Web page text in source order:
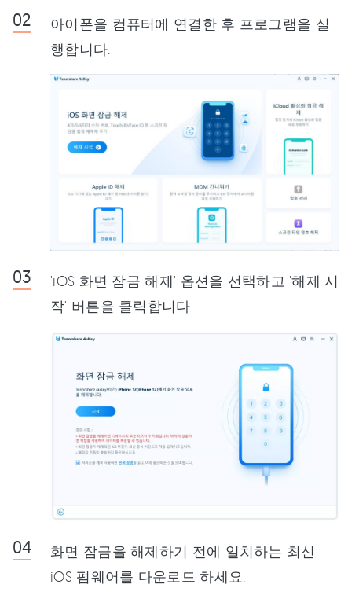
아이폰을 컴퓨터에 연결한 후 프로그램을 실
행합니다.
'iOS 화면 잠금 해제' 옵션을 선택하고 '해제 시
작' 버튼을 클릭합니다.
화면 잠금을 해제하기 전에 일치하는 최신
iOS 펌웨어를 다운로드 하세요.